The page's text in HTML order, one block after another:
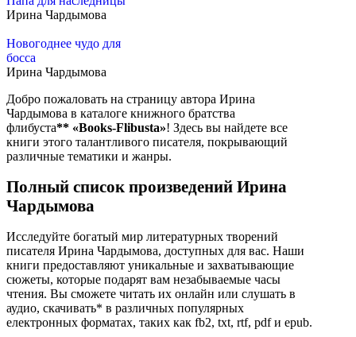
Ирина Чардымова
Новогоднее чудо для
босса
Ирина Чардымова
Добро пожаловать на страницу автора Ирина
Чардымова в каталоге книжного братства
флибуста** «Books-Flibusta»! Здесь вы найдете все
книги этого талантливого писателя, покрывающий
различные тематики и жанры.
Полный список произведений Ирина
Чардымова
Исследуйте богатый мир литературных творений
писателя Ирина Чардымова, доступных для вас. Наши
книги предоставляют уникальные и захватывающие
сюжеты, которые подарят вам незабываемые часы
чтения. Вы сможете читать их онлайн или слушать в
аудио, скачивать* в различных популярных
електронных форматах, таких как fb2, txt, rtf, pdf и epub.